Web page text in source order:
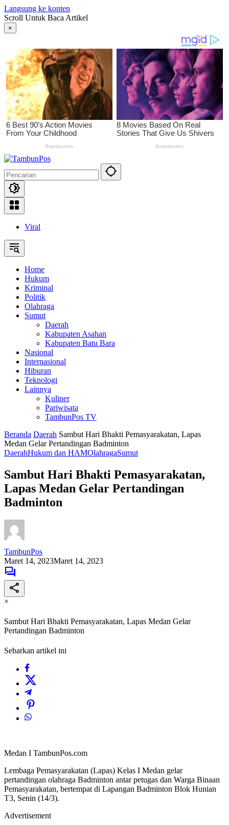
Langsung ke konten
Scroll Untuk Baca Artikel
×
Viral
Home
Hukum
Kriminal
Politik
Olahraga
Sumut
Daerah
Kabupaten Asahan
Kabupaten Batu Bara
Nasional
Internasional
Hiburan
Teknologi
Lainnya
Kuliner
Pariwisata
TambunPos TV
Beranda Daerah Sambut Hari Bhakti Pemasyarakatan, Lapas
Medan Gelar Pertandingan Badminton
DaerahHukum dan HAMOlahragaSumut
Sambut Hari Bhakti Pemasyarakatan,
Lapas Medan Gelar Pertandingan
Badminton
TambunPos
Maret 14, 2023Maret 14, 2023
×
Sambut Hari Bhakti Pemasyarakatan, Lapas Medan Gelar
Pertandingan Badminton
Sebarkan artikel ini
Medan I TambunPos.com
Lembaga Pemasyarakatan (Lapas) Kelas I Medan gelar
pertandingan olahraga Badminton antar petugas dan Warga Binaan
Pemasyarakatan, bertempat di Lapangan Badminton Blok Hunian
T3, Senin (14/3).
Advertisement